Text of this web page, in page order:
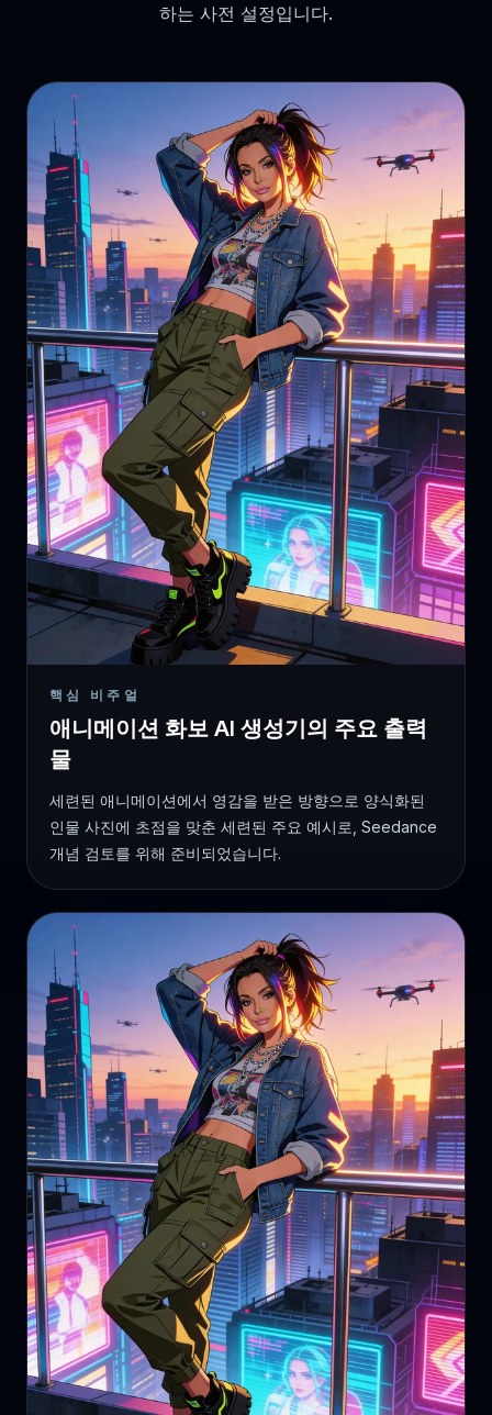
하는 사전 설정입니다.
핵심 비주얼
애니메이션 화보 AI 생성기의 주요 출력
물
세련된 애니메이션에서 영감을 받은 방향으로 양식화된
인물 사진에 초점을 맞춘 세련된 주요 예시로, Seedance
개념 검토를 위해 준비되었습니다.